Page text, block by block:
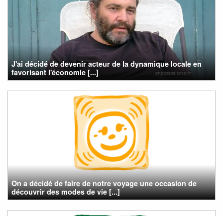
J'ai décidé de devenir acteur de la dynamique locale en
favorisant l'économie [...]
On a décidé de faire de notre voyage une occasion de
découvrir des modes de vie [...]